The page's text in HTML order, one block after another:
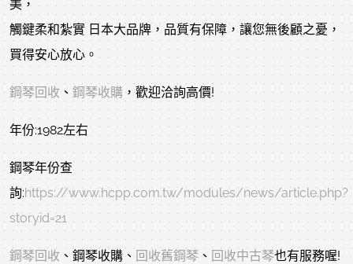
美，
觸鍵柔和紮實 日本大品牌，品質有保障，讓您無後顧之憂，
買得安心放心。
鋼琴回收 、 鋼琴收購，歡迎洽詢高價!
年份:1982左右
鋼琴年份查
詢:https://www.hcpp.com.tw/modules/news/article.php?
storyid=21
鋼琴回收 、鋼琴收購、回收舊鋼琴 、 回收中古琴也有服務喔!